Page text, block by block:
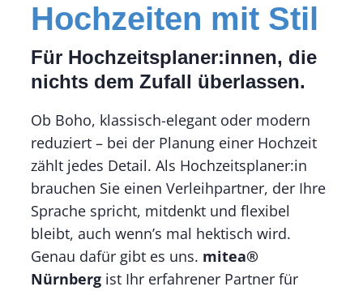
Hochzeiten mit Stil
Für Hochzeitsplaner:innen, die
nichts dem Zufall überlassen.
Ob Boho, klassisch-elegant oder modern
reduziert – bei der Planung einer Hochzeit
zählt jedes Detail. Als Hochzeitsplaner:in
brauchen Sie einen Verleihpartner, der Ihre
Sprache spricht, mitdenkt und flexibel
bleibt, auch wenn’s mal hektisch wird.
Genau dafür gibt es uns. mitea®
Nürnberg ist Ihr erfahrener Partner für